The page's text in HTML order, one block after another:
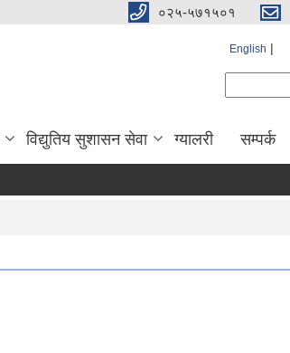
०२५-५७१५०१
English
विद्युतिय सुशासन सेवा ग्यालरी सम्पर्क